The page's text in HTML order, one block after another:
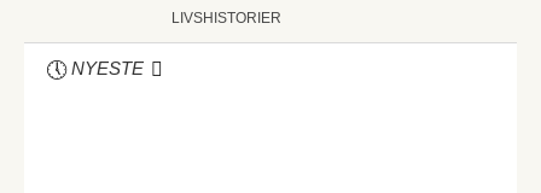
LIVSHISTORIER
NYESTE